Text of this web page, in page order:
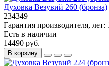
Духовка Везувий 260 (бронза)
234349
Гарантия производителя, лет:
Есть в наличии
14490 руб.
В корзину